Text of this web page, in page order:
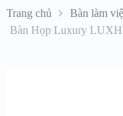
Trang chủ Bàn làm
Bàn Họp Luxury